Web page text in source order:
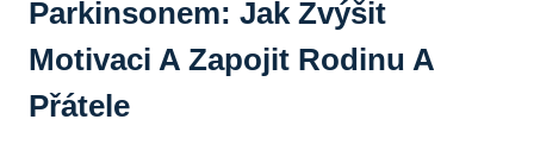
Parkinsonem: Jak‌ Zvýšit
Motivaci A Zapojit Rodinu A
Přátele